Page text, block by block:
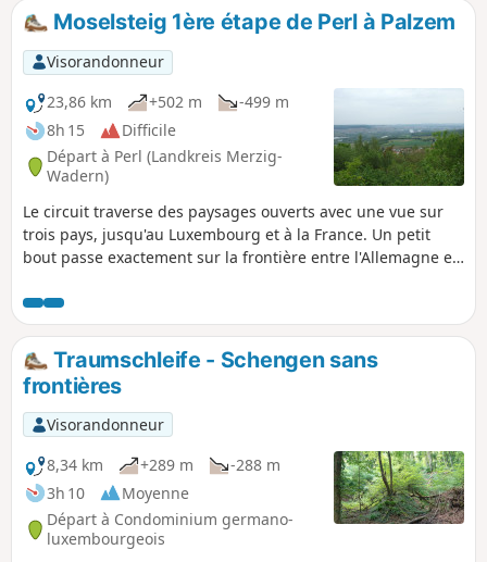
Moselsteig 1ère étape de Perl à Palzem
Visorandonneur
23,86 km
+502 m
-499 m
8h 15
Difficile
Départ à Perl (Landkreis Merzig-
Wadern)
Le circuit traverse des paysages ouverts avec une vue sur
trois pays, jusqu'au Luxembourg et à la France. Un petit
bout passe exactement sur la frontière entre l'Allemagne et
Allemagne et le pied droit en France. Le paysage change
constamment et offre, outre la vallée de la Moselle couverte
de vignes, des forêts rustiques et les vastes champs du
Saargau.Traumschleife - Schengen sans
frontières
Visorandonneur
8,34 km
+289 m
-288 m
3h 10
Moyenne
Départ à Condominium germano-
luxembourgeois